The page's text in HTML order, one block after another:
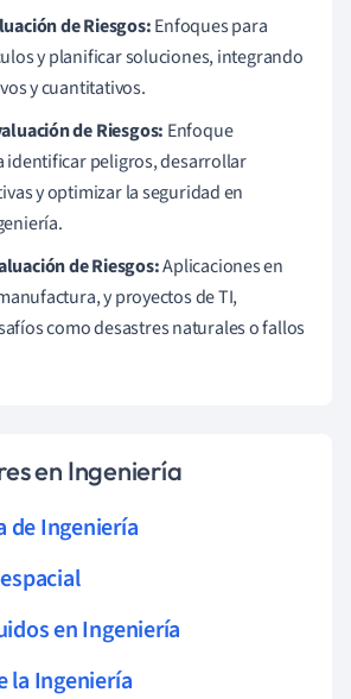
de Riesgos:Enfoques para
y planificar soluciones, integrando
y cuantitativos.
de Riesgos: Enfoque
identificar peligros, desarrollar
y optimizar la seguridad en
de Riesgos:Aplicaciones en
y proyectos de TI,
como desastres naturales o fallos
en Ingeniería
de Ingeniería
en Ingeniería
la Ingeniería